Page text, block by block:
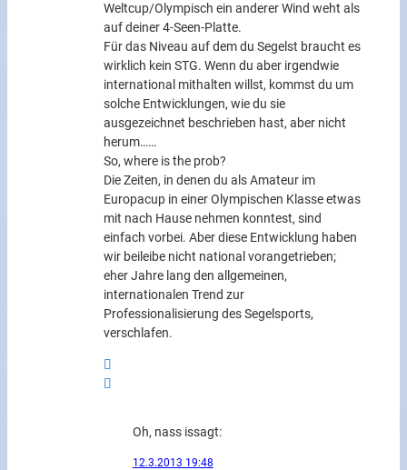
Weltcup/Olympisch ein anderer Wind weht als
auf deiner 4-Seen-Platte.
Für das Niveau auf dem du Segelst braucht es
wirklich kein STG. Wenn du aber irgendwie
international mithalten willst, kommst du um
solche Entwicklungen, wie du sie
ausgezeichnet beschrieben hast, aber nicht
herum……
So, where is the prob?
Die Zeiten, in denen du als Amateur im
Europacup in einer Olympischen Klasse etwas
mit nach Hause nehmen konntest, sind
einfach vorbei. Aber diese Entwicklung haben
wir beileibe nicht national vorangetrieben;
eher Jahre lang den allgemeinen,
internationalen Trend zur
Professionalisierung des Segelsports,
verschlafen.
Oh, nass issagt:
12.3.2013 19:48